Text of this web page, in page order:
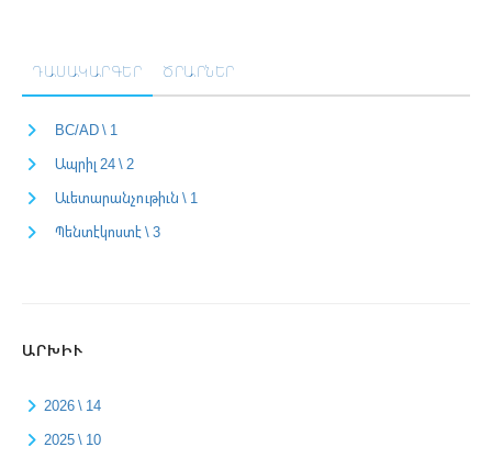
ԴԱՍԱԿԱՐԳԵՐ ԾՐԱՐՆԵՐ
BC/AD \ 1
Ապրիլ 24 \ 2
Աւետարանչութիւն \ 1
Պենտէկոստէ \ 3
ԱՐԽԻՒ
2026 \ 14
2025 \ 10